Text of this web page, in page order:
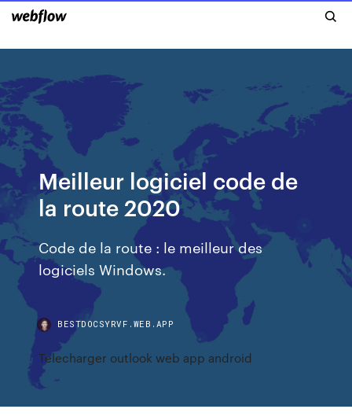
Meilleur logiciel code de
la route 2020
Code de la route : le meilleur des
logiciels Windows.
BESTDOCSYRVF.WEB.APP
Telecharger outlook web app android